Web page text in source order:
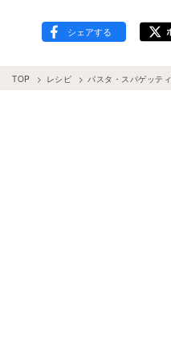
TOP レシピ パスタ・スパゲッティ